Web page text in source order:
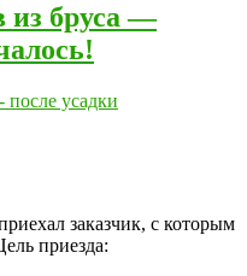
из бруса —
заказчик, с которым
приезда: